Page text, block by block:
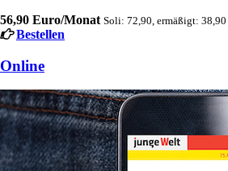
56,90 Euro/Monat Soli: 72,90, ermäßigt: 38,90
Bestellen
Online